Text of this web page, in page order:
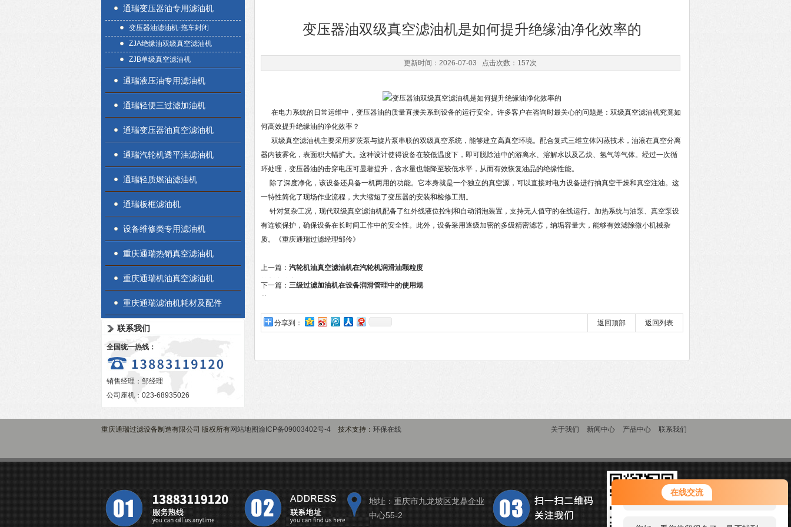
在线交流
您好！欢迎前来咨询，很高兴为您
服务，请问您要咨询什么问题呢？
通瑞变压器油专用滤油机
变压器油滤油机-拖车封闭
ZJA绝缘油双级真空滤油机
ZJB单级真空滤油机
通瑞液压油专用滤油机
通瑞轻便三过滤加油机
通瑞变压器油真空滤油机
通瑞汽轮机透平油滤油机
通瑞轻质燃油滤油机
通瑞板框滤油机
设备维修类专用滤油机
重庆通瑞热销真空滤油机
重庆通瑞机油真空滤油机
重庆通瑞滤油机耗材及配件
联系我们
全国统一热线：
销售经理：邹经理
公司座机：023-68935026
变压器油双级真空滤油机是如何提升绝缘油净化效率的
更新时间：2026-07-03 点击次数：157次
在电力系统的日常运维中，变压器油的质量直接关系到设备的运行安全。许多客户在咨询时最关心的问题是：双级真空滤油机究竟如
何高效提升绝缘油的净化效率？
双级真空滤油机主要采用罗茨泵与旋片泵串联的双级真空系统，能够建立高真空环境。配合复式三维立体闪蒸技术，油液在真空分离
器内被雾化，表面积大幅扩大。这种设计使得设备在较低温度下，即可脱除油中的游离水、溶解水以及乙炔、氢气等气体。经过一次循
环处理，变压器油的击穿电压可显著提升，含水量也能降至较低水平，从而有效恢复油品的绝缘性能。
除了深度净化，该设备还具备一机两用的功能。它本身就是一个独立的真空源，可以直接对电力设备进行抽真空干燥和真空注油。这
一特性简化了现场作业流程，大大缩短了变压器的安装和检修工期。
针对复杂工况，现代双级真空滤油机配备了红外线液位控制和自动消泡装置，支持无人值守的在线运行。加热系统与油泵、真空泵设
有连锁保护，确保设备在长时间工作中的安全性。此外，设备采用逐级加密的多级精密滤芯，纳垢容量大，能够有效滤除微小机械杂
质。《重庆通瑞过滤经理邹伶》
上一篇： 汽轮机油真空滤油机在汽轮机润滑油颗粒度
控制中的应用
下一篇： 三级过滤加油机在设备润滑管理中的使用规
分享到： 返回列表
返回顶部
重庆通瑞过滤设备制造有限公司 版权所有网站地图渝ICP备09003402号-4 技术支持： 环保在线 关于我们 新闻中心 产品中心 联系我们
地址：重庆市九龙坡区龙鼎企业
中心55-2